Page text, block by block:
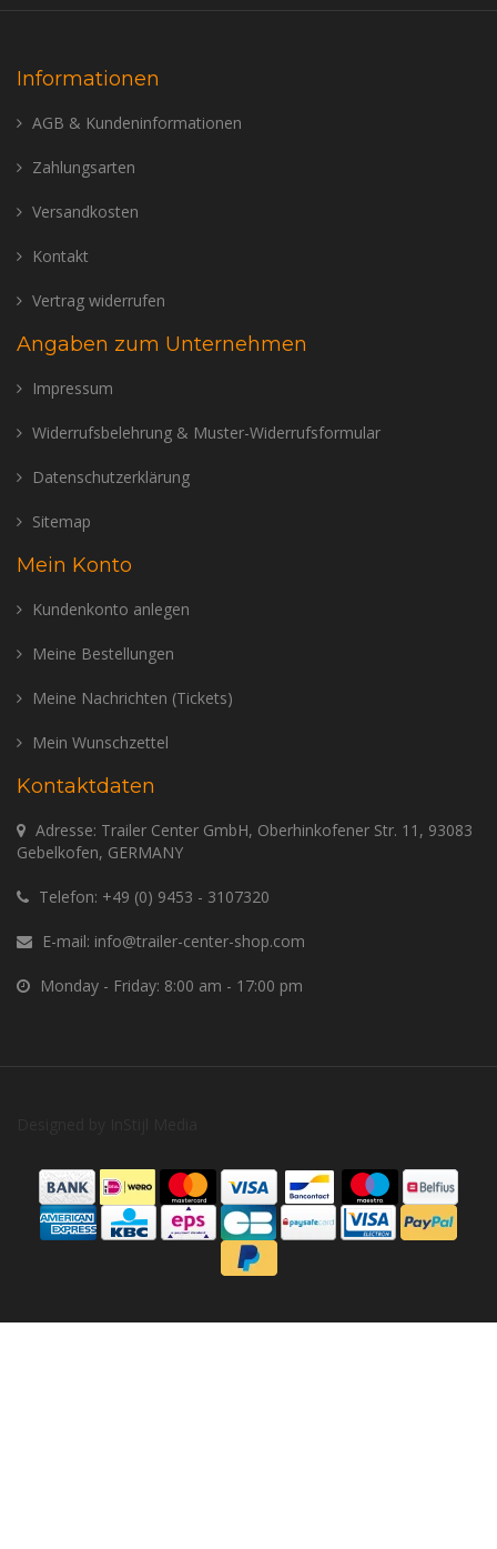
Informationen
AGB & Kundeninformationen
Zahlungsarten
Versandkosten
Kontakt
Vertrag widerrufen
Angaben zum Unternehmen
Impressum
Widerrufsbelehrung & Muster-Widerrufsformular
Datenschutzerklärung
Sitemap
Mein Konto
Kundenkonto anlegen
Meine Bestellungen
Meine Nachrichten (Tickets)
Mein Wunschzettel
Kontaktdaten
Adresse: Trailer Center GmbH, Oberhinkofener Str. 11, 93083
Gebelkofen, GERMANY
Telefon: +49 (0) 9453 - 3107320
E-mail: info@trailer-center-shop.com
Monday - Friday: 8:00 am - 17:00 pm